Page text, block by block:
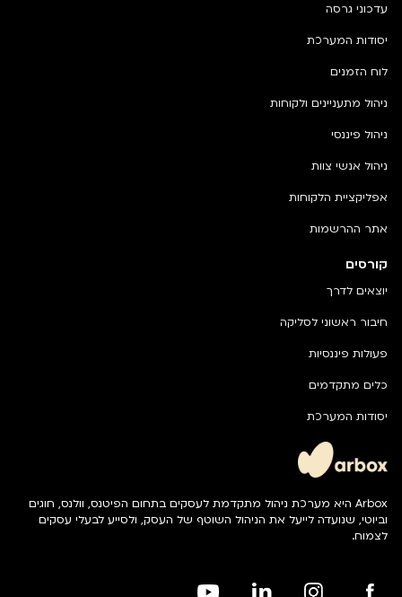
Arbox היא מערכת ניהול מתקדמת לעסקים בתחום הפיטנס, וולנס, חוגים
וביוטי, שנועדה לייעל את הניהול השוטף של העסק, ולסייע לבעלי עסקים
לצמוח.
קורסים
יוצאים לדרך
חיבור ראשוני לסליקה
פעולות פיננסיות
כלים מתקדמים
יסודות המערכת
עדכוני גרסה
יסודות המערכת
לוח הזמנים
ניהול מתעניינים ולקוחות
ניהול פיננסי
ניהול אנשי צוות
אפליקציית הלקוחות
אתר ההרשמות